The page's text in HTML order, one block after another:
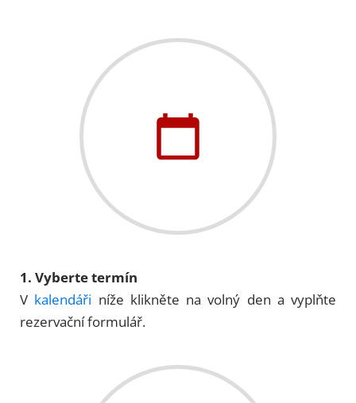
1. Vyberte termín
V kalendáři níže klikněte na volný den a vyplňte
rezervační formulář.